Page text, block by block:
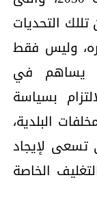
التحديات
وليس فقط
يساهم في
بسياسة
البلدية،
لإيجاد
الخاصة